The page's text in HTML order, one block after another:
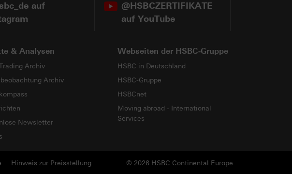
auf
@HSBCZERTIFIKATE
auf YouTube
& Analysen
Archiv
Archiv
Newsletter
Webseiten der HSBC-Gruppe
HSBC in Deutschland
HSBC-Gruppe
HSBCnet
Moving abroad - International
Services
© 2026 HSBC Continental Europe
Hinweis zur Preisstellung